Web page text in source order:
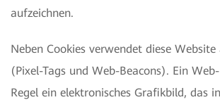
aufzeichnen.
Neben Cookies verwendet diese
(Pixel-Tags und Web-Beacons). Ein
Regel ein elektronisches Grafikbild, das